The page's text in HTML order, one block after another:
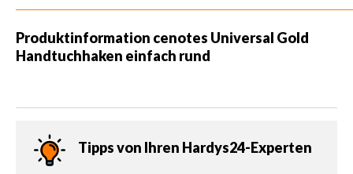
Produktinformation cenotes Universal Gold
Handtuchhaken einfach rund
Tipps von Ihren Hardys24-Experten